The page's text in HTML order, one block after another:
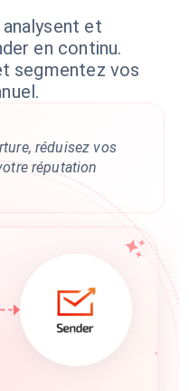
et
en continu.
segmentez vos
réduisez vos
réputation